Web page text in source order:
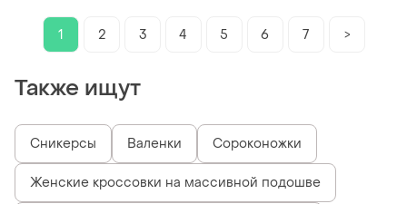
1 2 3 4 5 6 7 >
Также ищут
Сникерсы Валенки Сороконожки
Женские кроссовки на массивной подошве